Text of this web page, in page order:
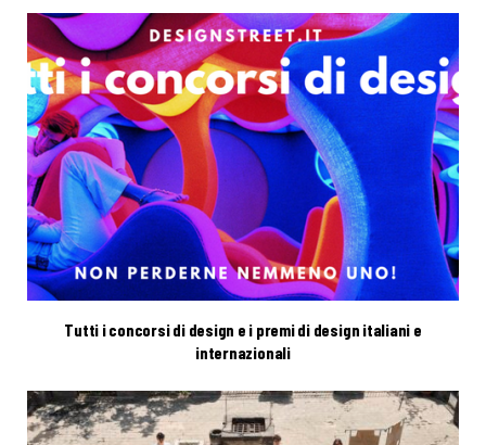
Tutti i concorsi di design e i premi di design italiani e
internazionali